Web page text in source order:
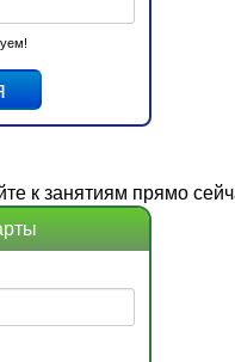
к занятиям прямо